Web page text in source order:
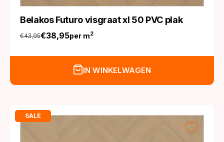
Belakos Futuro visgraat xl 50 PVC plak
€43,95
Oorspronkelijke
prijs
€38,95
Huidige
prijs
per m2
IN WINKELWAGEN
SALE